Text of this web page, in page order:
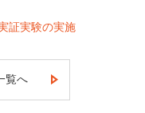
証実験の実施
覧へ